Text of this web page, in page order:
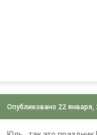
Опубликовано 22 января,